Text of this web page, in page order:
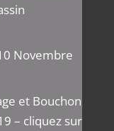
Novembre
et Bouchon
– cliquez sur